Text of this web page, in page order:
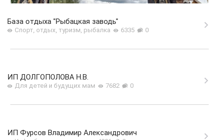
База отдыха "Рыбацкая заводь"
Спорт, отдых, туризм, рыбалка 6335 0
ИП ДОЛГОПОЛОВА Н.В.
Для детей и будущих мам 7682 0
ИП Фурсов Владимир Александрович